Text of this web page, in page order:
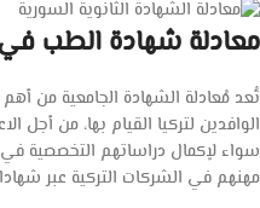
معادلة شهادة الطب في
تُعد مُعادلة الشهادة الجامعية من
الوافدين لتركيا القيام بها، من أجل
سواء لإكمال دراساتهم التخصصية في
مهنهم في الشركات التركية عبر